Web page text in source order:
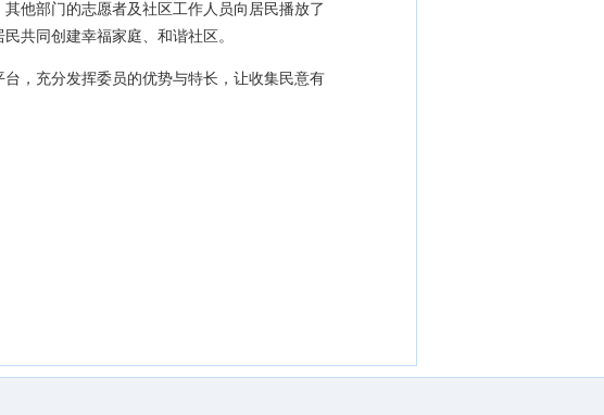
他部门的志愿者及社区工作人员向居民播放了
共同创建幸福家庭、和谐社区。
，充分发挥委员的优势与特长，让收集民意有